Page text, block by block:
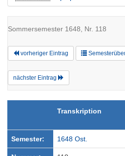
Sommersemester 1648, Nr. 118
vorheriger Eintrag
nächster Eintrag
Transkription
Semester: 1648 Ost.